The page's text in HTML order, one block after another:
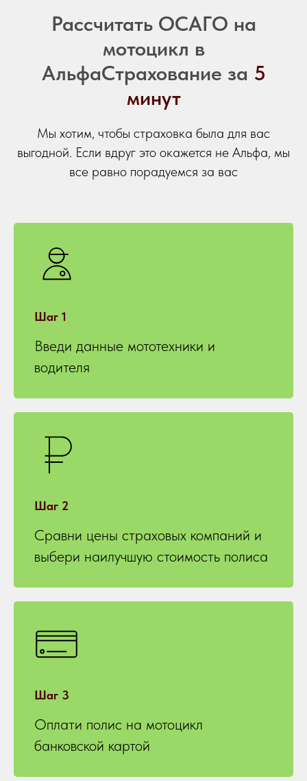
Рассчитать ОСАГО на
мотоцикл в
АльфаСтрахование за 5
минут
Мы хотим, чтобы страховка была для вас
выгодной. Если вдруг это окажется не Альфа, мы
все равно порадуемся за вас
Шаг 1
Введи данные мототехники и
водителя
Шаг 2
Сравни цены страховых компаний и
выбери наилучшую стоимость полиса
Шаг 3
Оплати полис на мотоцикл
банковской картой